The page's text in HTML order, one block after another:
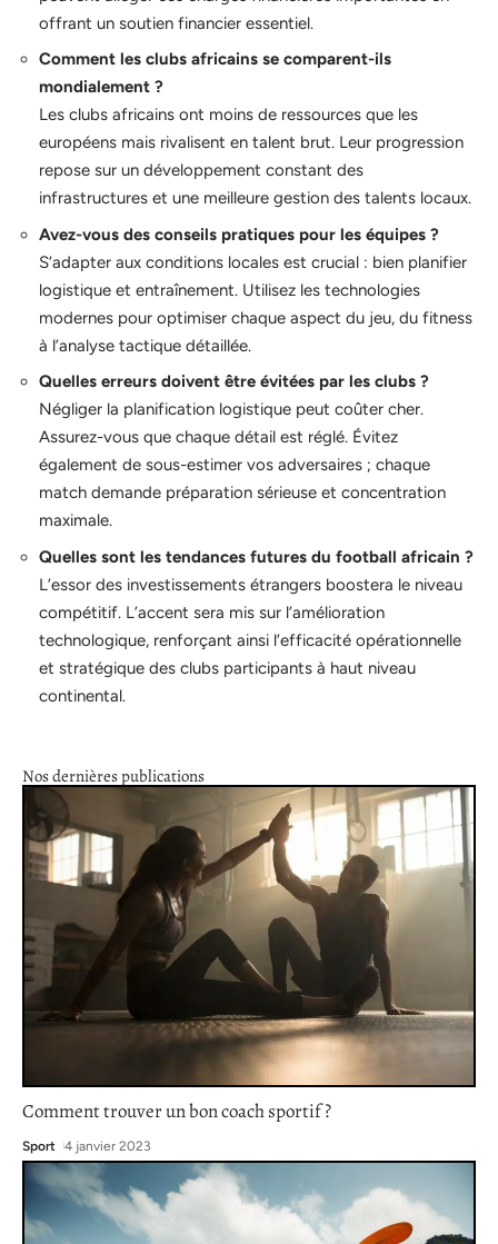
offrant un soutien financier essentiel.
Comment les clubs africains se comparent-ils
mondialement ?
Les clubs africains ont moins de ressources que les
européens mais rivalisent en talent brut. Leur progression
repose sur un développement constant des
infrastructures et une meilleure gestion des talents locaux.
Avez-vous des conseils pratiques pour les équipes ?
S’adapter aux conditions locales est crucial : bien planifier
logistique et entraînement. Utilisez les technologies
modernes pour optimiser chaque aspect du jeu, du fitness
à l’analyse tactique détaillée.
Quelles erreurs doivent être évitées par les clubs ?
Négliger la planification logistique peut coûter cher.
Assurez-vous que chaque détail est réglé. Évitez
également de sous-estimer vos adversaires ; chaque
match demande préparation sérieuse et concentration
maximale.
Quelles sont les tendances futures du football africain ?
L’essor des investissements étrangers boostera le niveau
compétitif. L’accent sera mis sur l’amélioration
technologique, renforçant ainsi l’efficacité opérationnelle
et stratégique des clubs participants à haut niveau
continental.
Nos dernières publications
Comment trouver un bon coach sportif ?
Sport 4 janvier 2023